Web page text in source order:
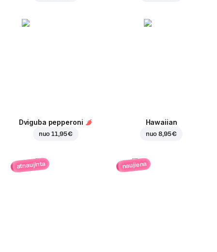
Dviguba pepperoni
nuo11,95 €
Hawaiian
nuo8,95 €
atnaujinta naujiena